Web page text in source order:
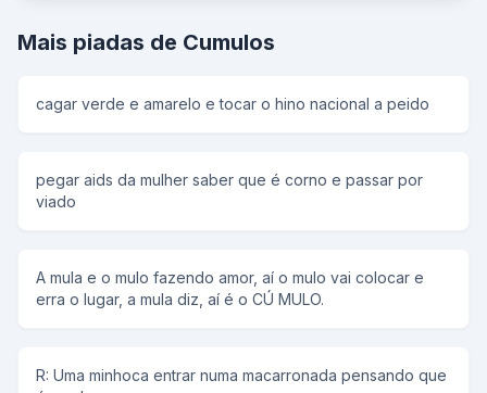
Mais piadas de Cumulos
cagar verde e amarelo e tocar o hino nacional a peido
pegar aids da mulher saber que é corno e passar por
viado
A mula e o mulo fazendo amor, aí o mulo vai colocar e
erra o lugar, a mula diz, aí é o CÚ MULO.
R: Uma minhoca entrar numa macarronada pensando que